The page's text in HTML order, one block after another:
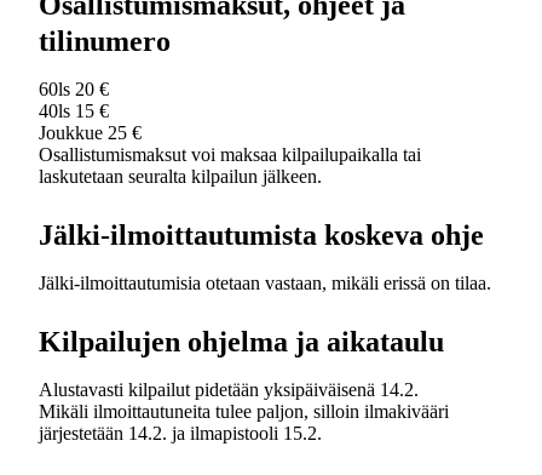
tilinumero
60ls 20 €
40ls 15 €
Joukkue 25 €
Osallistumismaksut voi maksaa kilpailupaikalla tai
laskutetaan seuralta kilpailun jälkeen.
Jälki-ilmoittautumista koskeva ohje
Jälki-ilmoittautumisia otetaan vastaan, mikäli erissä on tilaa.
Kilpailujen ohjelma ja aikataulu
Alustavasti kilpailut pidetään yksipäiväisenä 14.2.
Mikäli ilmoittautuneita tulee paljon, silloin ilmakivääri
järjestetään 14.2. ja ilmapistooli 15.2.